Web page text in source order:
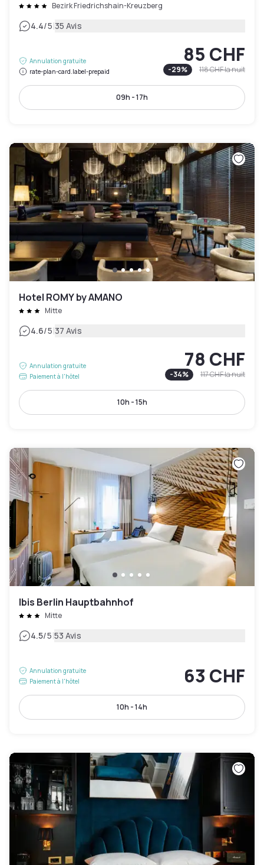
Bezirk Friedrichshain-Kreuzberg
4.4/5|35 Avis
Annulation gratuite
rate-plan-card.label-prepaid
85 CHF
-29% 118 CHFla nuit
09h - 17h
Hotel ROMY by AMANO
Mitte
4.6/5|37 Avis
Annulation gratuite
Paiement à l'hôtel
78 CHF
-34% 117 CHFla nuit
10h - 15h
Ibis Berlin Hauptbahnhof
Mitte
4.5/5|53 Avis
Annulation gratuite
Paiement à l'hôtel
63 CHF
10h - 14h